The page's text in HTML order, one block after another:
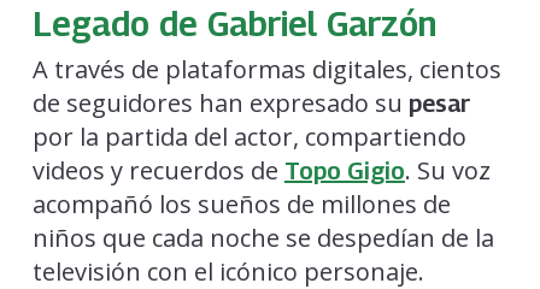
Legado de Gabriel Garzón
A través de plataformas digitales, cientos
de seguidores han expresado su pesar
por la partida del actor, compartiendo
videos y recuerdos de Topo Gigio. Su voz
acompañó los sueños de millones de
niños que cada noche se despedían de la
televisión con el icónico personaje.